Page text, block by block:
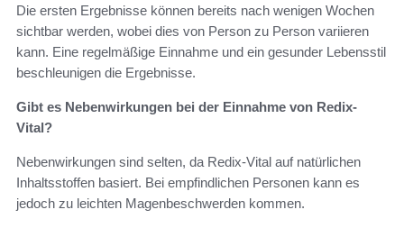
Die ersten Ergebnisse können bereits nach wenigen Wochen
sichtbar werden, wobei dies von Person zu Person variieren
kann. Eine regelmäßige Einnahme und ein gesunder Lebensstil
beschleunigen die Ergebnisse.
Gibt es Nebenwirkungen bei der Einnahme von Redix-
Vital?
Nebenwirkungen sind selten, da Redix-Vital auf natürlichen
Inhaltsstoffen basiert. Bei empfindlichen Personen kann es
jedoch zu leichten Magenbeschwerden kommen.